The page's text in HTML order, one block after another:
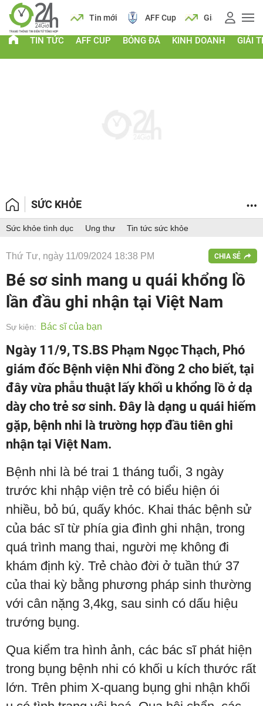
Lịch Tin mới AFF Cup Giá vàng
TIN TỨC AFF CUP BÓNG ĐÁ KINH DOANH GIẢI
SỨC KHỎE
Sức khỏe tình dục Ung thư Tin tức sức khỏe
Thứ Tư, ngày 11/09/2024 18:38 PM CHIA SẺ
Bé sơ sinh mang u quái khổng lồ
lần đầu ghi nhận tại Việt Nam
Sự kiện: Bác sĩ của bạn
Ngày 11/9, TS.BS Phạm Ngọc Thạch, Phó
giám đốc Bệnh viện Nhi đồng 2 cho biết, tại
đây vừa phẫu thuật lấy khối u khổng lồ ở dạ
dày cho trẻ sơ sinh. Đây là dạng u quái hiếm
gặp, bệnh nhi là trường hợp đầu tiên ghi
nhận tại Việt Nam.
Bệnh nhi là bé trai 1 tháng tuổi, 3 ngày
trước khi nhập viện trẻ có biểu hiện ói
nhiều, bỏ bú, quấy khóc. Khai thác bệnh sử
của bác sĩ từ phía gia đình ghi nhận, trong
quá trình mang thai, người mẹ không đi
khám định kỳ. Trẻ chào đời ở tuần thứ 37
của thai kỳ bằng phương pháp sinh thường
với cân nặng 3,4kg, sau sinh có dấu hiệu
trướng bụng.
Qua kiểm tra hình ảnh, các bác sĩ phát hiện
trong bụng bệnh nhi có khối u kích thước rất
lớn. Trên phim X-quang bụng ghi nhận khối